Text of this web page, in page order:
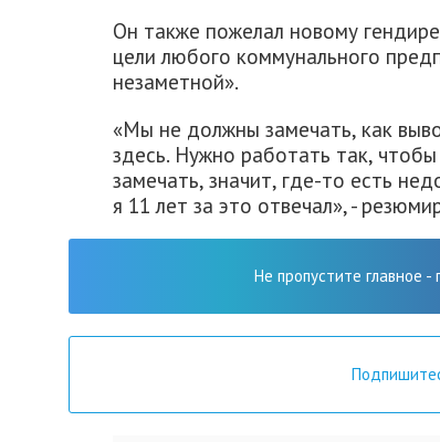
Он также пожелал новому
цели любого коммунального
незаметной».
«Мы не должны замечать, как
здесь. Нужно работать так,
замечать, значит, где-то есть
я 11 лет за это отвечал», -
Не пропустите главное